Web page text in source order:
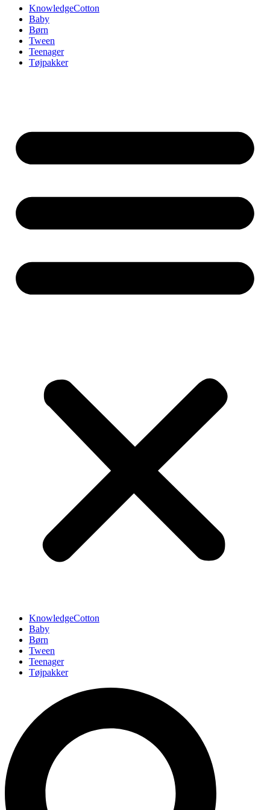
KnowledgeCotton
Baby
Børn
Tween
Teenager
Tøjpakker
KnowledgeCotton
Baby
Børn
Tween
Teenager
Tøjpakker